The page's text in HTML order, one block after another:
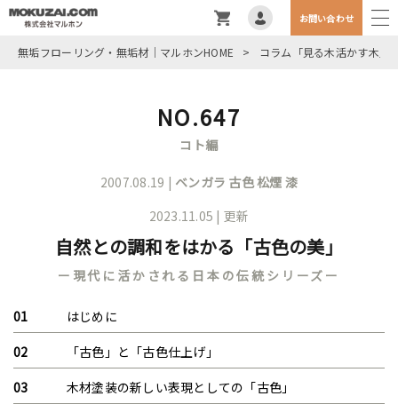
お問い合わせ
無垢フローリング・無垢材｜マルホンHOME > コラム「見る木活かす木」
NO.647
コト編
2007.08.19 | ベンガラ 古色松煙 漆
2023.11.05 | 更新
自然との調和をはかる「古色の美」
ー現代に活かされる日本の伝統シリーズー
はじめに
「古色」と「古色仕上げ」
木材塗装の新しい表現としての「古色」